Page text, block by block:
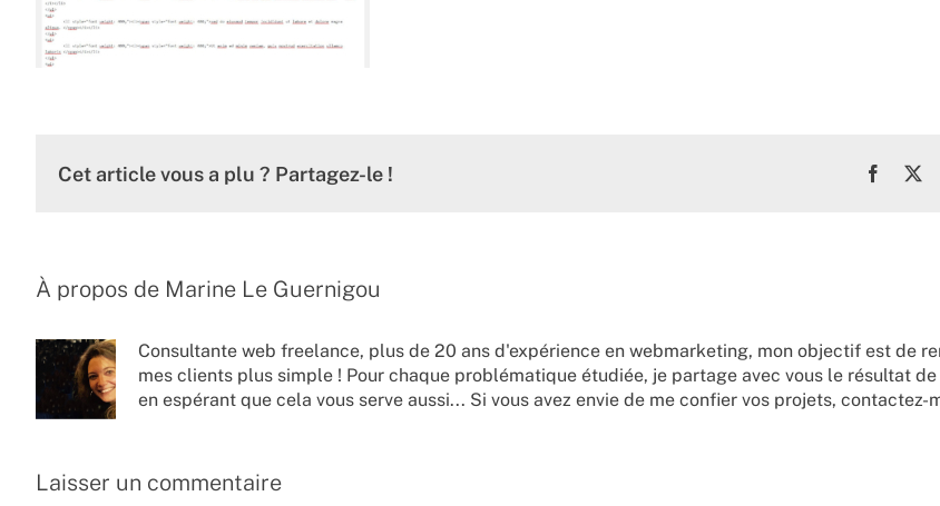
Cet article vous a plu ? Partagez-le ! X
À propos de Marine Le Guernigou
Consultante web freelance, plus de 20 ans d'expérience en webmarketing, mon objectif est de
mes clients plus simple ! Pour chaque problématique étudiée, je partage avec vous le résultat de
en espérant que cela vous serve aussi... Si vous avez envie de me confier vos projets, contactez-
Laisser un commentaire